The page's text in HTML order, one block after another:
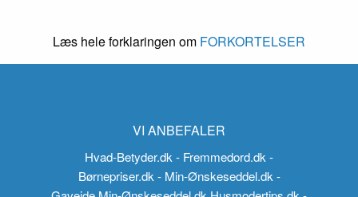
Læs hele forklaringen om FORKORTELSER
VI ANBEFALER
Hvad-Betyder.dk- Fremmedord.dk-
Børnepriser.dk - Min-Ønskeseddel.dk -